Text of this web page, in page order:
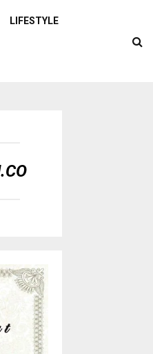
LIFESTYLE